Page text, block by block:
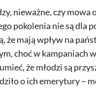
nieważne, czy mowa
pokolenia nie są dla
że mają wpływ na
choć w kampaniach
że młodzi są
o ich emerytury –